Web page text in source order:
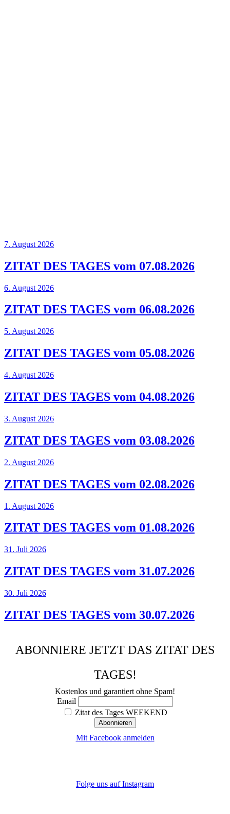
7. August 2026
ZITAT DES TAGES vom 07.08.2026
6. August 2026
ZITAT DES TAGES vom 06.08.2026
5. August 2026
ZITAT DES TAGES vom 05.08.2026
4. August 2026
ZITAT DES TAGES vom 04.08.2026
3. August 2026
ZITAT DES TAGES vom 03.08.2026
2. August 2026
ZITAT DES TAGES vom 02.08.2026
1. August 2026
ZITAT DES TAGES vom 01.08.2026
31. Juli 2026
ZITAT DES TAGES vom 31.07.2026
30. Juli 2026
ZITAT DES TAGES vom 30.07.2026
ABONNIERE JETZT DAS ZITAT DES
TAGES!
Kostenlos und garantiert ohne Spam!
Email
Zitat des Tages WEEKEND
Mit Facebook anmelden
Folge uns auf Instagram